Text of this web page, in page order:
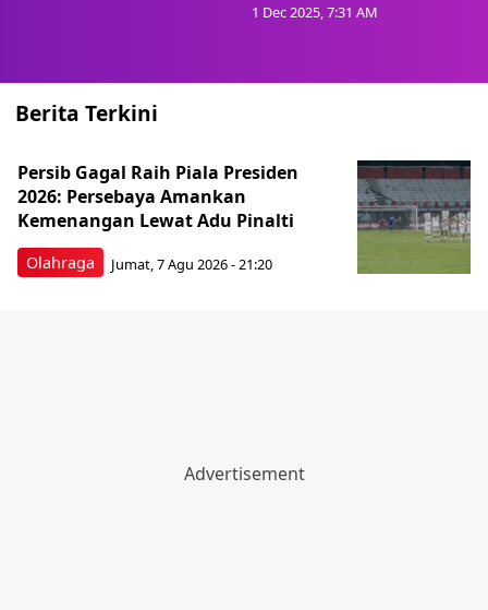
1 Dec 2025, 7:31 AM
Berita Terkini
Olahraga
Persib Gagal Raih Piala Presiden
2026: Persebaya Amankan
Kemenangan Lewat Adu Pinalti
Jumat, 7 Agu 2026 - 21:20